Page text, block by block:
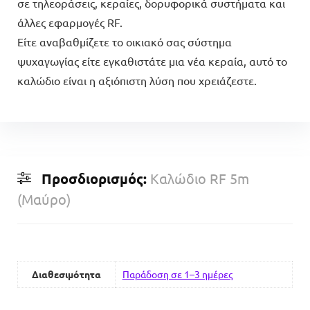
άλλες εφαρμογές RF.
Είτε αναβαθμίζετε το οικιακό σας σύστημα
ψυχαγωγίας είτε εγκαθιστάτε μια νέα κεραία, αυτό το
καλώδιο είναι η αξιόπιστη λύση που χρειάζεστε.
Προσδιορισμός: Καλώδιο RF 5m
(Μαύρο)
Διαθεσιμότητα Παράδοση σε 1–3 ημέρες